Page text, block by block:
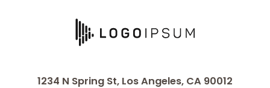
1234 N Spring St, Los Angeles, CA 90012